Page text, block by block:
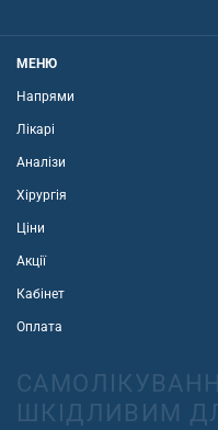
МЕНЮ
Напрями
Лікарі
Аналізи
Хірургія
Ціни
Акції
Кабінет
Оплата
ШКІДЛИВИМ